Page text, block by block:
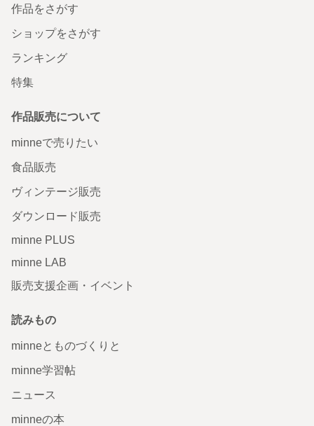
作品をさがす
ショップをさがす
ランキング
特集
作品販売について
minneで売りたい
食品販売
ヴィンテージ販売
ダウンロード販売
minne PLUS
minne LAB
販売支援企画・イベント
読みもの
minneとものづくりと
minne学習帖
ニュース
minneの本